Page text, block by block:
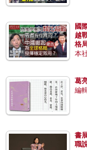
國
越
格
本
葛
編
書
職